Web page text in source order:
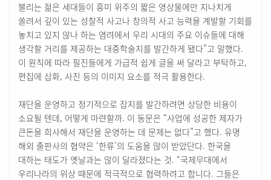
불리는 젊은 세대들이 흥미 위주의 짧은 영상물에만 지나치게
쏠려서 깊이 있는 성찰적 사고나 창의적 사고 능력을 계발할 기회를
놓치고 있지 않나 하는 염려에서 우리 시대의 주요 이슈들에 대해
생각할 거리를 제공하는 대중학술지를 발간하게 됐다”고 말했다.
이 원칙에 따라 필진들에게 가급적 쉽게 글을 써 달라고 부탁하고,
편집에 삽화, 사진 등의 이미지 요소를 적극 활용한다.
재단을 운영하고 정기적으로 잡지를 발간하려면 상당한 비용이
소요될 텐데, 어떻게 마련할까. 이 동문은 “사업에 성공한 제자가
큰돈을 희사해서 재단을 운영하는 데 문제는 없다”고 했다. 유명
해외 출판사의 협약은 ‘한류’의 도움을 많이 받았단다. 한국을
대하는 태도가 옛날과는 많이 달라졌다는 것. “국제무대에서
우리나라의 위상 때문에 적극적으로 협력하려고 합니다. 그들은